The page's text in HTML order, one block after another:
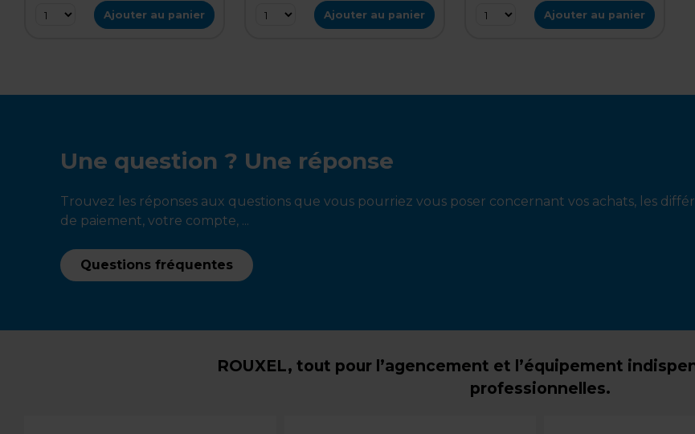
Ajouter au panier
Ajouter au panier
Ajouter au panier
Une question ? Une réponse
Trouvez les réponses aux questions que vous pourriez vous poser concernant vos achats, les
de paiement, votre compte, ...
Questions fréquentes
ROUXEL, tout pour l’agencement et l’équipement
professionnelles.